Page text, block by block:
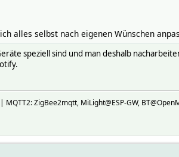
alles selbst nach eigenen Wünschen
speziell sind und man deshalb
ZigBee2mqtt, MiLight@ESP-GW,